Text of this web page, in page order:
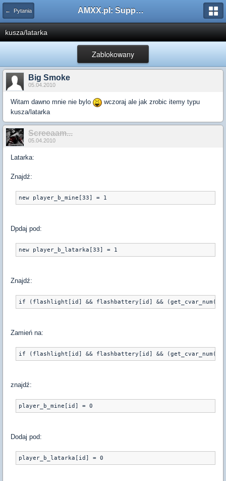
← Pytania AMXX.pl: Support AMX Mod X i SourceMod
kusza/latarka
Zablokowany
Big Smoke
05.04.2010
Witam dawno mnie nie bylo
wczoraj ale jak zrobic itemy typu
kusza/latarka
Screeaam...
05.04.2010
Latarka:
Znajdź:
Dpdaj pod:
Znajdź:
Zamień na:
znajdź:
Dodaj pod: